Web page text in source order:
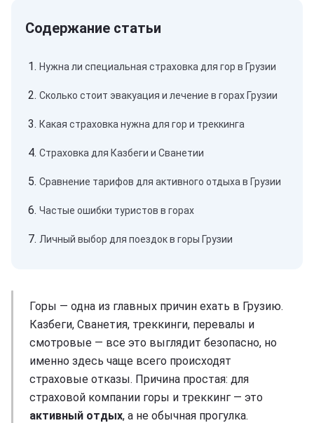
Нужна ли специальная страховка для гор в Грузии
Сколько стоит эвакуация и лечение в горах Грузии
Какая страховка нужна для гор и треккинга
Страховка для Казбеги и Сванетии
Сравнение тарифов для активного отдыха в Грузии
Частые ошибки туристов в горах
Личный выбор для поездок в горы Грузии
Горы — одна из главных причин ехать в Грузию.
Казбеги, Сванетия, треккинги, перевалы и
смотровые — все это выглядит безопасно, но
именно здесь чаще всего происходят
страховые отказы. Причина простая: для
страховой компании горы и треккинг — это
активный отдых, а не обычная прогулка.